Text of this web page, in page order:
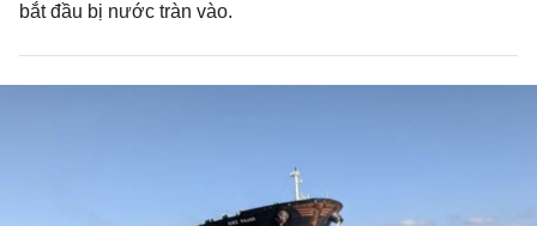
bắt đầu bị nước tràn vào.